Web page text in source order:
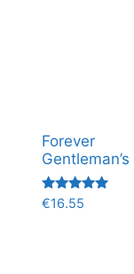
Forever
Valorado
con
€16.55